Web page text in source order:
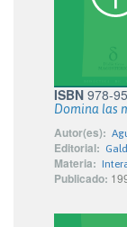
ISBN 978-
Domina las
Autor(es):
Editorial:
Materia:
Publicado: